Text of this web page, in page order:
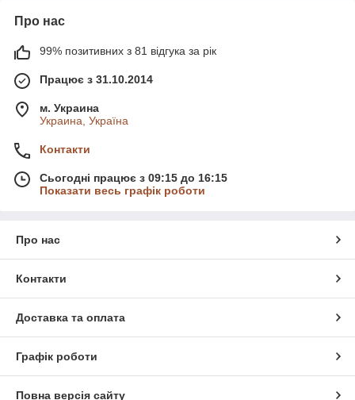
Про нас
99% позитивних з 81 відгука за рік
Працює з 31.10.2014
м. Украина
Украина, Україна
Контакти
Сьогодні працює з 09:15 до 16:15
Показати весь графік роботи
Про нас
Контакти
Доставка та оплата
Графік роботи
Повна версія сайту